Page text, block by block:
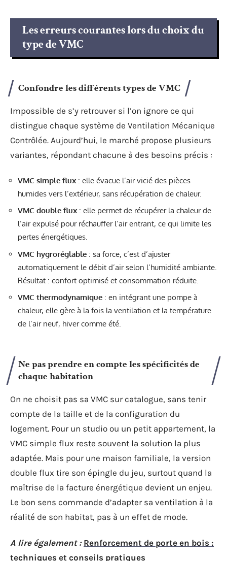
Les erreurs courantes lors du choix du
type de VMC
Confondre les différents types de VMC
Impossible de s’y retrouver si l’on ignore ce qui
distingue chaque système de Ventilation Mécanique
Contrôlée. Aujourd’hui, le marché propose plusieurs
variantes, répondant chacune à des besoins précis :
VMC simple flux : elle évacue l’air vicié des pièces
humides vers l’extérieur, sans récupération de chaleur.
VMC double flux : elle permet de récupérer la chaleur de
l’air expulsé pour réchauffer l’air entrant, ce qui limite les
pertes énergétiques.
VMC hygroréglable : sa force, c’est d’ajuster
automatiquement le débit d’air selon l’humidité ambiante.
Résultat : confort optimisé et consommation réduite.
VMC thermodynamique : en intégrant une pompe à
chaleur, elle gère à la fois la ventilation et la température
de l’air neuf, hiver comme été.
Ne pas prendre en compte les spécificités de
chaque habitation
On ne choisit pas sa VMC sur catalogue, sans tenir
compte de la taille et de la configuration du
logement. Pour un studio ou un petit appartement, la
VMC simple flux reste souvent la solution la plus
adaptée. Mais pour une maison familiale, la version
double flux tire son épingle du jeu, surtout quand la
maîtrise de la facture énergétique devient un enjeu.
Le bon sens commande d’adapter sa ventilation à la
réalité de son habitat, pas à un effet de mode.
A lire également : Renforcement de porte en bois :
techniques et conseils pratiques